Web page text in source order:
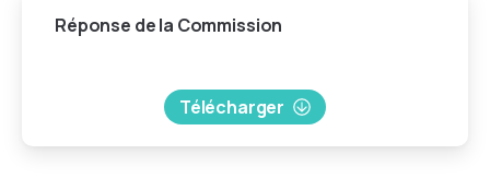
Réponse dela Commission
Télécharger